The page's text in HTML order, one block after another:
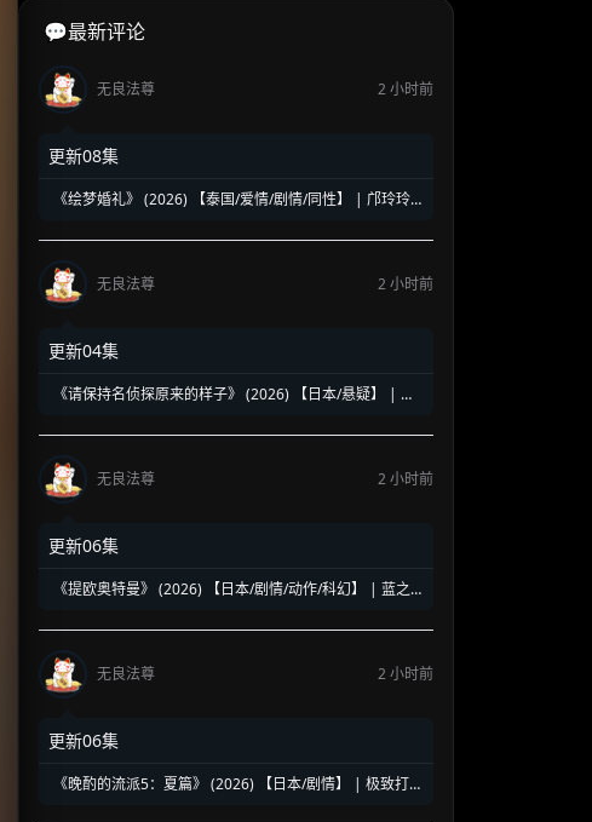
💬最新评论
无良法尊 2 小时前
更新08集
《绘梦婚礼》 (2026) 【泰国/爱情/剧情/同性】 | 邝玲玲
无良法尊 2 小时前
更新04集
《请保持名侦探原来的样子》 (2026) 【日本/悬疑】 | 幻
无良法尊 2 小时前
更新06集
《提欧奥特曼》 (2026) 【日本/剧情/动作/科幻】 | 蓝之
无良法尊 2 小时前
更新06集
《晚酌的流派5：夏篇》 (2026) 【日本/剧情】 | 极致打工